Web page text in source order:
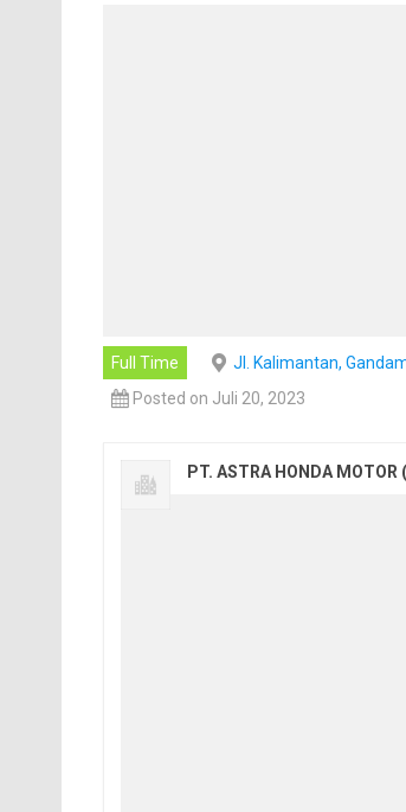
Full Time
Jl. Kalimantan,
Posted on Juli 20, 2023
PT. ASTRA HONDA MOTOR